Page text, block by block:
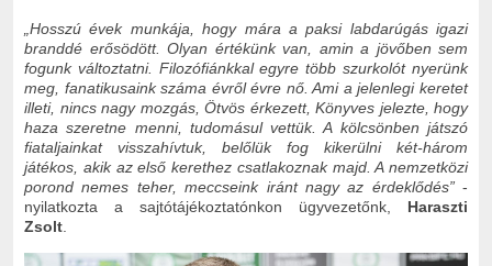
„Hosszú évek munkája, hogy mára a paksi labdarúgás igazi
branddé erősödött. Olyan értékünk van, amin a jövőben sem
fogunk változtatni. Filozófiánkkal egyre több szurkolót nyerünk
meg, fanatikusaink száma évről évre nő. Ami a jelenlegi keretet
illeti, nincs nagy mozgás, Ötvös érkezett, Könyves jelezte, hogy
haza szeretne menni, tudomásul vettük. A kölcsönben játszó
fiataljainkat visszahívtuk, belőlük fog kikerülni két-három
játékos, akik az első kerethez csatlakoznak majd. A nemzetközi
porond nemes teher, meccseink iránt nagy az érdeklődés”-
nyilatkozta a sajtótájékoztatónkon ügyvezetőnk, Haraszti
Zsolt.